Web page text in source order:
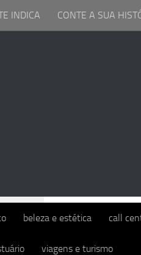
INDICA CONTE A SUA
beleza e estética call
viagens e turismo
I43_2